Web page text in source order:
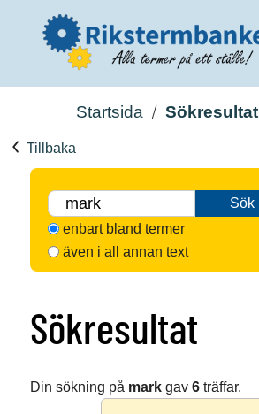
Startsida Sökresultat
Tillbaka
Sök
enbart bland termer
även i all annan text
Sökresultat
Din sökning på markgav 6träffar.